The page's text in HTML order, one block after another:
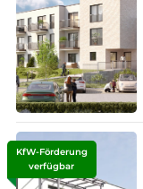
KfW-Förderung
verfügbar